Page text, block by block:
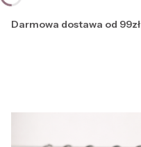
Darmowa dostawa od 99zł